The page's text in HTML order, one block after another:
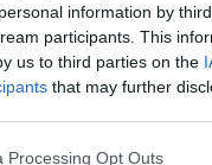
information by
participants. This
us to third parties on the
that may further
Processing Opt Outs